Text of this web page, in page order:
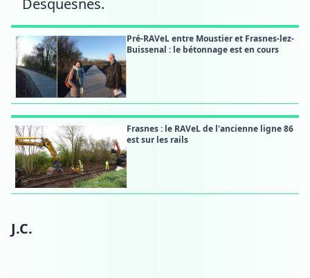
Desquesnes.
Pré-RAVeL entre Moustier et Frasnes-lez-
Buissenal : le bétonnage est en cours
Frasnes : le RAVeL de l'ancienne ligne 86
est sur les rails
J.C.